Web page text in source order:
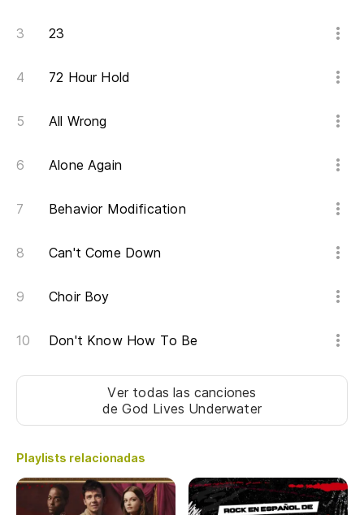
23
72 Hour Hold
All Wrong
Alone Again
Behavior Modification
Can't Come Down
Choir Boy
Don't Know How To Be
Ver todas las canciones
de God Lives Underwater
Playlists relacionadas